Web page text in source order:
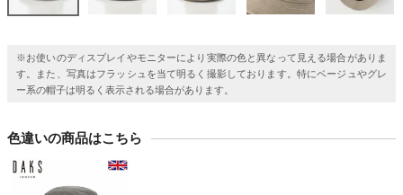
※お使いのディスプレイやモニターにより実際の色と異なって見える場合がありま
す。また、写真はフラッシュを当て明るく撮影しております。特にベージュやグレ
ー系の帽子は明るく表示される場合があります。
色違いの商品はこちら